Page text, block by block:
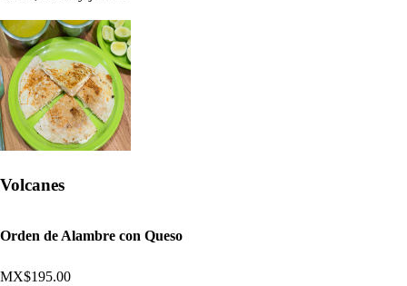
Volcanes
Orden de Alambre con Queso
MX$195.00